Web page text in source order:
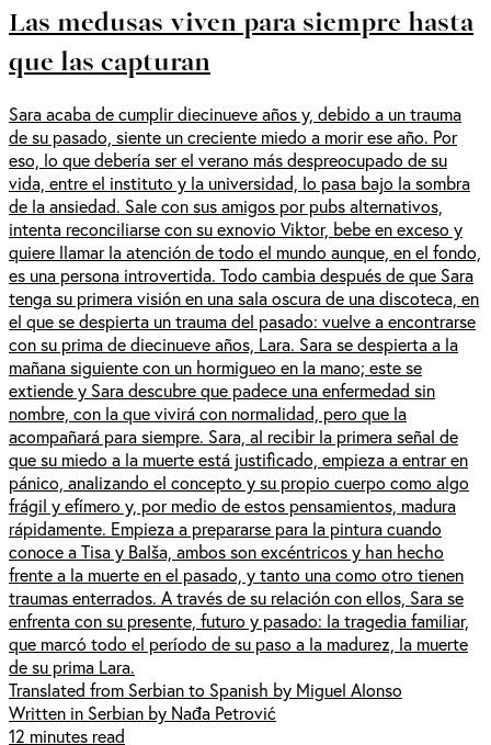
Las medusas viven para siempre hasta
que las capturan
Sara acaba de cumplir diecinueve años y, debido a un trauma
de su pasado, siente un creciente miedo a morir ese año. Por
eso, lo que debería ser el verano más despreocupado de su
vida, entre el instituto y la universidad, lo pasa bajo la sombra
de la ansiedad. Sale con sus amigos por pubs alternativos,
intenta reconciliarse con su exnovio Viktor, bebe en exceso y
quiere llamar la atención de todo el mundo aunque, en el fondo,
es una persona introvertida. Todo cambia después de que Sara
tenga su primera visión en una sala oscura de una discoteca, en
el que se despierta un trauma del pasado: vuelve a encontrarse
con su prima de diecinueve años, Lara. Sara se despierta a la
mañana siguiente con un hormigueo en la mano; este se
extiende y Sara descubre que padece una enfermedad sin
nombre, con la que vivirá con normalidad, pero que la
acompañará para siempre. Sara, al recibir la primera señal de
que su miedo a la muerte está justificado, empieza a entrar en
pánico, analizando el concepto y su propio cuerpo como algo
frágil y efímero y, por medio de estos pensamientos, madura
rápidamente. Empieza a prepararse para la pintura cuando
conoce a Tisa y Balša, ambos son excéntricos y han hecho
frente a la muerte en el pasado, y tanto una como otro tienen
traumas enterrados. A través de su relación con ellos, Sara se
enfrenta con su presente, futuro y pasado: la tragedia familiar,
que marcó todo el período de su paso a la madurez, la muerte
de su prima Lara.
Translated from Serbian to Spanish by Miguel Alonso
Written in Serbian by Nađa Petrović
12 minutes read